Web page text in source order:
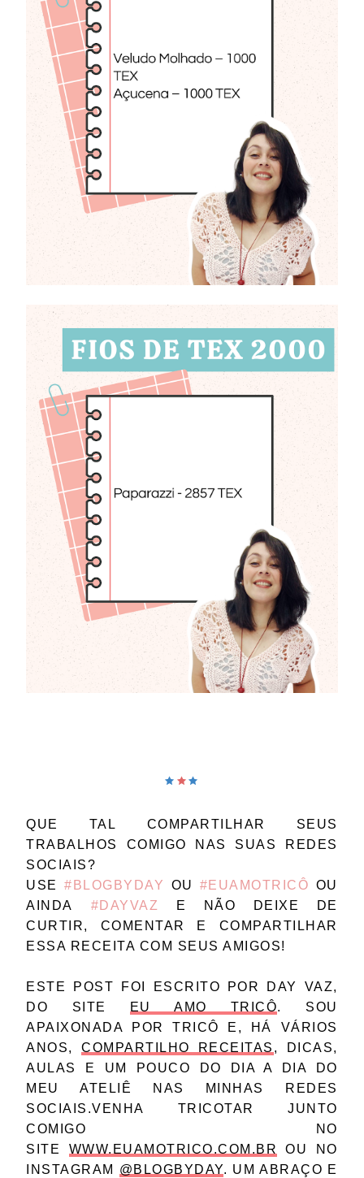
🟊 🟊🟊
QUE TAL COMPARTILHAR SEUS
TRABALHOS COMIGO NAS SUAS REDES
SOCIAIS?
USE#BLOGBYDAY OU #EUAMOTRICÔ OU
AINDA #DAYVAZ
E NÃO DEIXE DE
CURTIR, COMENTAR E COMPARTILHAR
ESSA RECEITA COM SEUS AMIGOS!
ESTE POST FOI ESCRITO POR DAY VAZ,
DO SITE
EU AMO TRICÔ. SOU
APAIXONADA POR TRICÔ E, HÁ VÁRIOS
ANOS,COMPARTILHO RECEITAS , DICAS,
AULAS E UM POUCO DO DIA A DIA DO
MEU ATELIÊ NAS MINHAS REDES
SOCIAIS.VENHA TRICOTAR JUNTO
COMIGO NO
SITE WWW.EUAMOTRICO.COM.BR
OU NO
INSTAGRAM @BLOGBYDAY. UM ABRAÇO E